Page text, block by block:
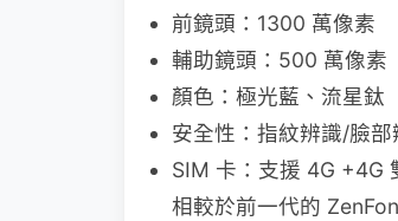
前鏡頭：1300 萬像素
輔助鏡頭：500 萬像素
顏色：極光藍、流星鈦
安全性：指紋辨識/臉部
SIM 卡：支援 4G +4G
相較於前一代的